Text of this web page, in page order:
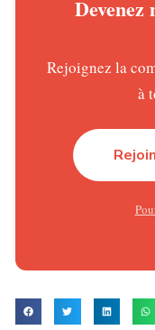
controversées,
constitutionnelle
de sept ans
dénoncée par
Mahamat Idriss
Lire :Tchad
Groupe de
climat politique au
Rejoignez la
à